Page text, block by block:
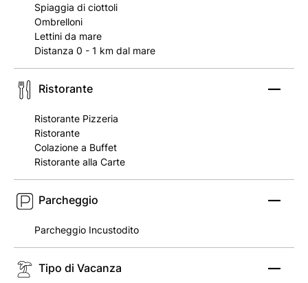
Spiaggia di ciottoli
Ombrelloni
Lettini da mare
Distanza 0 - 1 km dal mare
Ristorante
Ristorante Pizzeria
Ristorante
Colazione a Buffet
Ristorante alla Carte
Parcheggio
Parcheggio Incustodito
Tipo di Vacanza